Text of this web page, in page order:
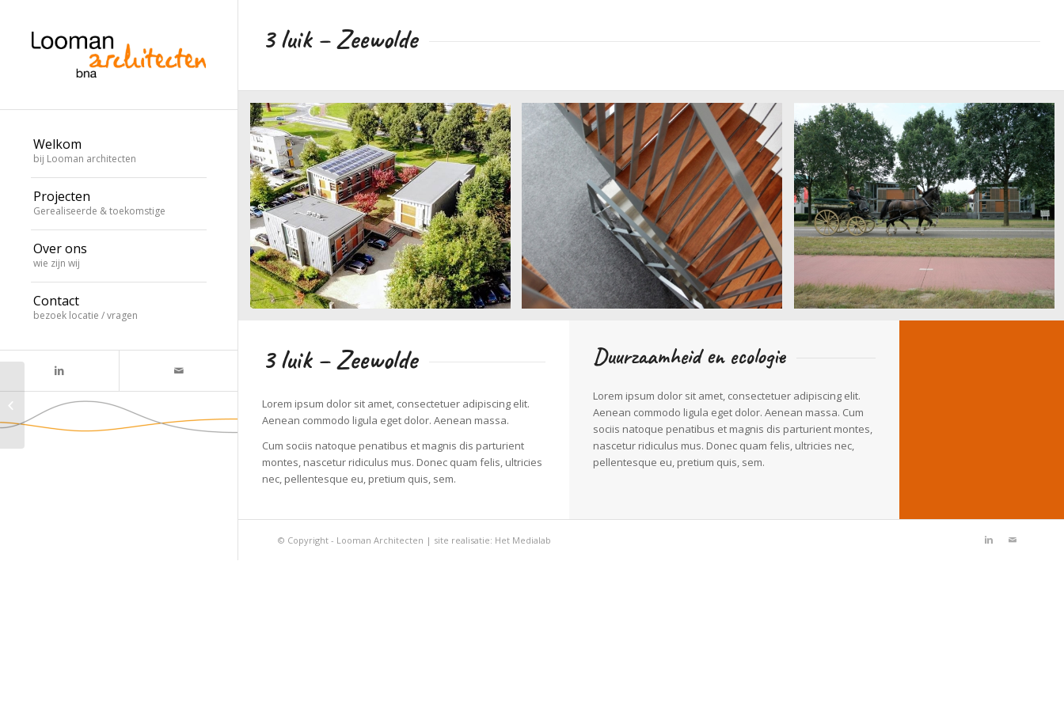
Welkom
bij Looman architecten
Projecten
Gerealiseerde & toekomstige
Over ons
wie zijn wij
Contact
bezoek locatie / vragen
3 luik – Zeewolde
Zeewolde Drieluik voorzijde met koets
3 luik – Zeewolde
Lorem ipsum dolor sit amet, consectetuer adipiscing elit.
Aenean commodo ligula eget dolor. Aenean massa.
Cum sociis natoque penatibus et magnis dis parturient
montes, nascetur ridiculus mus. Donec quam felis, ultricies
nec, pellentesque eu, pretium quis, sem.
Duurzaamheid en ecologie
Lorem ipsum dolor sit amet, consectetuer adipiscing elit.
Aenean commodo ligula eget dolor. Aenean massa. Cum
sociis natoque penatibus et magnis dis parturient montes,
nascetur ridiculus mus. Donec quam felis, ultricies nec,
pellentesque eu, pretium quis, sem.
© Copyright - Looman Architecten | site realisatie: Het Medialab
Molnbuurt 2×16
appartementen –
Zeewolde